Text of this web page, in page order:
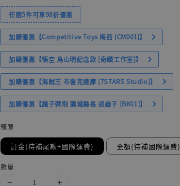
任選5件可享98折優惠
加購優惠【Competitive Toys 梅西 [CM001]】
加購優惠【悟空 鳥山明紀念款 [奇蹟工作室]】
加購優惠【海賊王 布魯克達摩 [7STARS Studio]】
加購優惠【讓子彈飛 鵝城縣長 張麻子 [BK01]】
預購
訂金(待補尾款+國際運費) 全額(待補國際運費)
數量